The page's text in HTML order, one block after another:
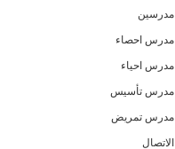
مدرسين
مدرس احصاء
مدرس احياء
مدرس تأسيس
مدرس تمريض
الاتصال